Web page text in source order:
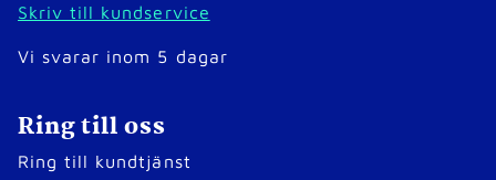
Skriv till kundservice
Vi svarar inom 5 dagar
Ring till oss
Ring till kundtjänst